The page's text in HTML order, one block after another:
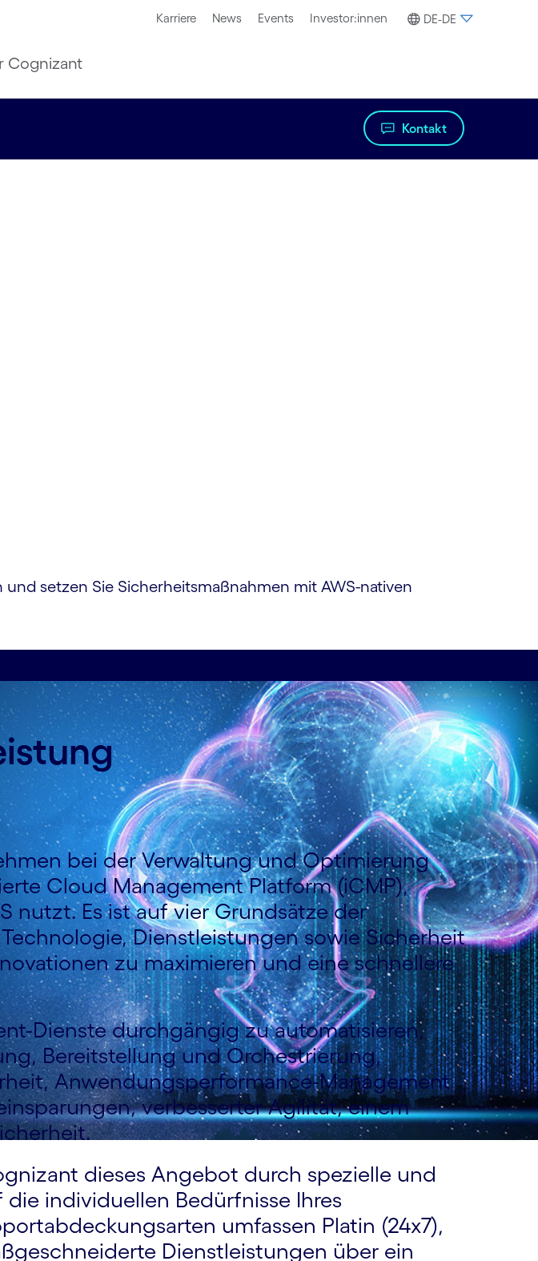
Karriere News Events Investor:innen DE-DE
Cognizant
Kontakt
setzen Sie Sicherheitsmaßnahmen mit AWS-nativen
bei der Verwaltung und Optimierung
Cloud Management Platform (iCMP),
nutzt. Es ist auf vier Grundsätze der
Dienstleistungen sowie Sicherheit
zu maximieren und eine schnellere
Dienste durchgängig zu automatisieren,
Bereitstellung und Orchestrierung,
Anwendungsperformance-Management
verbesserter Agilität, einem
dieses Angebot durch spezielle und
individuellen Bedürfnisse Ihres
umfassen Platin (24x7),
Dienstleistungen über ein